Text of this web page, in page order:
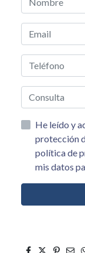
He leído y acepto la
protección de datos asi
política de privacidad y
mis datos